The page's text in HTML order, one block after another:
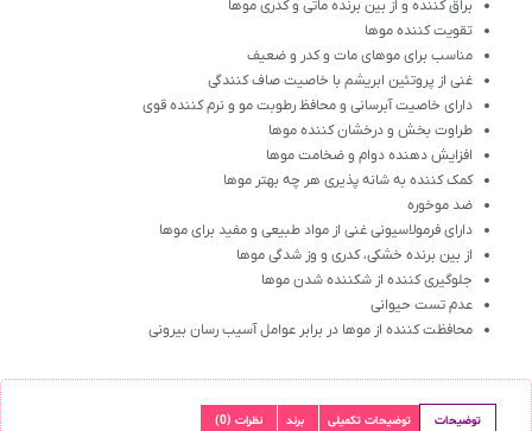
براق کننده و از بین برنده ماتی و کدری موها
تقویت کننده موها
مناسب برای موهای مات و کدر و ضعیف
غنی از پروتئین ابریشم با خاصیت صاف کنندگی
دارای خاصیت آبرسانی و محافظ رطوبت مو و نرم کننده قوی
طراوت بخش و درخشان کننده موها
افزایش دهنده دوام و ضخامت موها
کمک کننده به شانه پذیری هر چه بهتر موها
ضد موخوره
دارای فرمولاسیونی غنی از مواد طبیعی و مفید برای موها
از بین برنده خشکی، کدری و وز شدگی موها
جلوگیری کننده از شکننده شدن موها
عدم تست حیوانی
محافظت کننده از موها در برابر عوامل آسیب رسان بیرونی
توضیحات توضیحات تکمیلی برند نظرات (0)